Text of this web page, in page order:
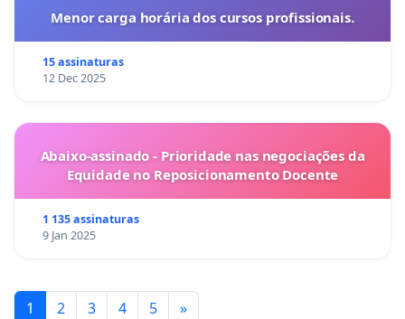
Menor carga horária dos cursos profissionais.
15 assinaturas
12 Dec 2025
Abaixo-assinado - Prioridade nas negociações da
Equidade no Reposicionamento Docente
1 135 assinaturas
9 Jan 2025
1 2 3 4 5 »